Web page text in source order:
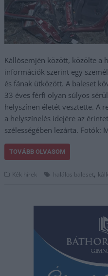
Kállósemjén között, közölte a
információk szerint egy
és fának ütközött. A baleset
33 éves férfi olyan súlyos
helyszínen életét vesztette. A
a helyszínelés idejére az
szélességében lezárta. Fotók:
TOVÁBB OLVASOM
Kék hírek halálos baleset,